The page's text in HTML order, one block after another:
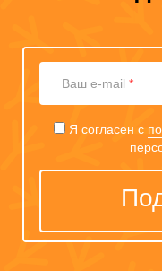
Ваш e-mail *
Я согласен с